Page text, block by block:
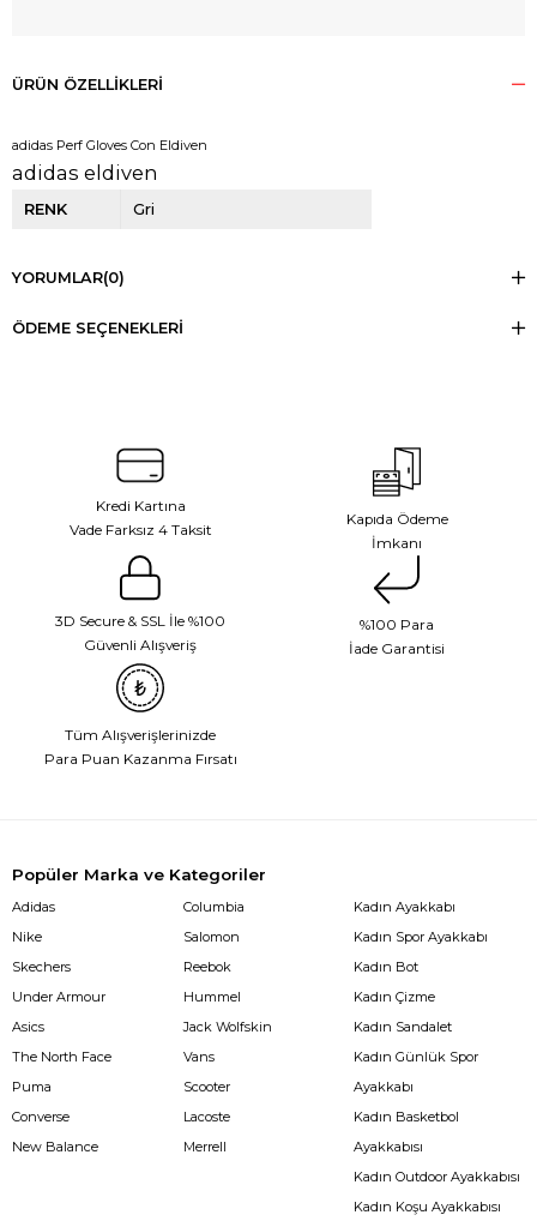
ÜRÜN ÖZELLIKLERI
adidas Perf Gloves Con Eldiven
adidas eldiven
RENK Gri
YORUMLAR(0)
ÖDEME SEÇENEKLERI
Kredi Kartına
Vade Farksız 4 Taksit
Kapıda Ödeme
İmkanı
3D Secure & SSL İle %100
Güvenli Alışveriş
%100 Para
İade Garantisi
Tüm Alışverişlerinizde
Para Puan Kazanma Fırsatı
Popüler Marka ve Kategoriler
Adidas
Nike
Skechers
Under Armour
Asics
The North Face
Puma
Converse
New Balance
Columbia
Salomon
Reebok
Hummel
Jack Wolfskin
Vans
Scooter
Lacoste
Merrell
Kadın Ayakkabı
Kadın Spor Ayakkabı
Kadın Bot
Kadın Çizme
Kadın Sandalet
Kadın Günlük Spor
Ayakkabı
Kadın Basketbol
Ayakkabısı
Kadın Outdoor Ayakkabısı
Kadın Koşu Ayakkabısı